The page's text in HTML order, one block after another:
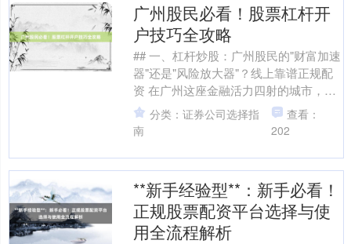
广州股民必看！股票杠杆开
户技巧全攻略
## 一、杠杆炒股：广州股民的"财富加速
器"还是"风险放大器"？线上靠谱正规配
资 在广州这座金融活力四射的城市，股
票配资已成为许多股民追求超额收益
的"秘密武器"....
分类：证券公司选择指
南
查看：
202
**新手经验型**：新手必看！
正规股票配资平台选择与使
用全流程解析